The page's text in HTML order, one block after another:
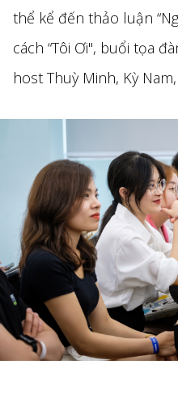
thể kể đến thảo luận
cách “Tôi Ơi", buổi tọa
host Thuỳ Minh, Kỳ